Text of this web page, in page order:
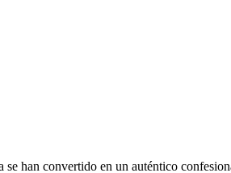
han convertido en un auténtico